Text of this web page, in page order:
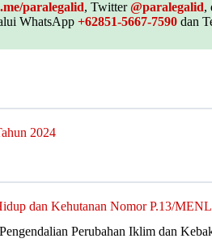
paralegalid, Twitter@paralegalid,
WhatsApp +62851-5667-7590dan
2024
dan Kehutanan Nomor P.13/
Perubahan Iklim dan